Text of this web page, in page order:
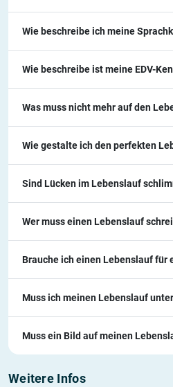
Wie beschreibe ich meine
Wie beschreibe ist meine EDV-
Was muss nicht mehr auf den
Wie gestalte ich den perfekten
Sind Lücken im Lebenslauf
Wer muss einen Lebenslauf
Brauche ich einen Lebenslauf für
Muss ich meinen Lebenslauf
Muss ein Bild auf meinen
Weitere Infos